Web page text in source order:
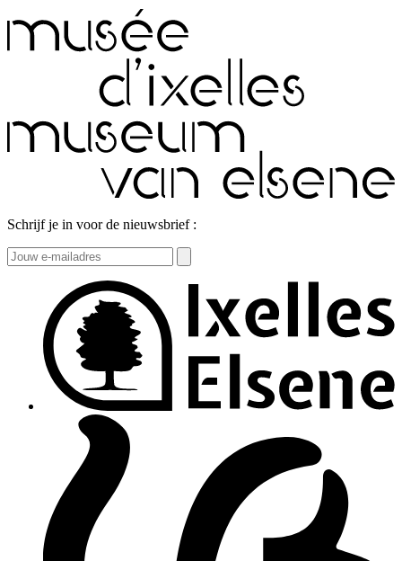
Schrijf je in voor de nieuwsbrief :